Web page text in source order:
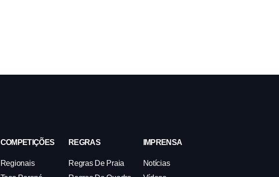
COMPETIÇÕES
Regionais
REGRAS
Regras De Praia
IMPRENSA
Notícias